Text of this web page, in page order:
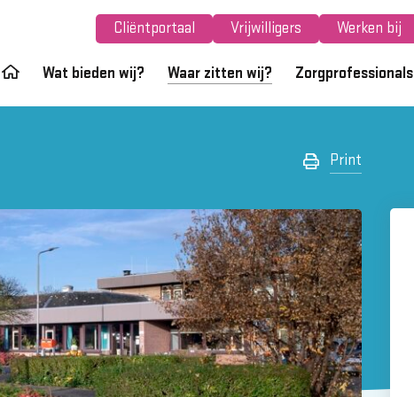
Cliëntportaal Vrijwilligers Werken bij
Wat bieden wij? Waar zitten wij? Zorgprofessionals
Print